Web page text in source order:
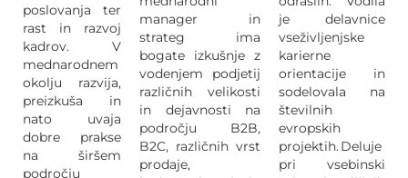
poslovanja ter
rast in razvoj
kadrov. V
mednarodnem
okolju razvija,
preizkuša in
nato uvaja
dobre prakse
na širšem
področju
manager in
strateg ima
bogate izkušnje z
vodenjem podjetij
različnih velikosti
in dejavnosti na
področju B2B,
B2C, različnih vrst
prodaje,
je delavnice
vseživljenjske
karierne
orientacije in
sodelovala na
številnih
evropskih
projektih. Deluje
pri vsebinski